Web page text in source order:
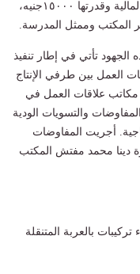
وأسفرت عن حصول العامل على مستحقاتها المالية وقدرتها ١٥٠٠٠جنيه،
المكتب وممثل المدرسة.
الجهود تأتي في إطار تنفيذ
العمل بين طرفي الإنتاج
مكاتب علاقات العمل في
والتسويات الودية
أجريت المفاوضات
دينا محمد مفتش المكتب
بالعربة المتنقلة